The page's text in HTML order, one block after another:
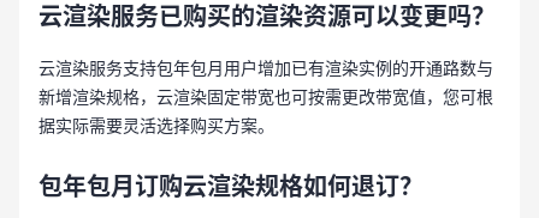
云渲染服务已购买的渲染资源可以变更吗？
云渲染服务支持包年包月用户增加已有渲染实例的开通路数与
新增渲染规格，云渲染固定带宽也可按需更改带宽值，您可根
据实际需要灵活选择购买方案。
包年包月订购云渲染规格如何退订？